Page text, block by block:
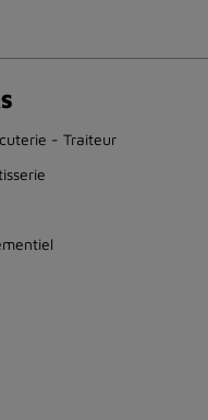
- Traiteur